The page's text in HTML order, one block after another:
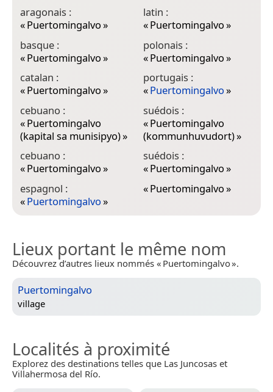
aragonais :
«Puertomingalvo»
basque :
«Puertomingalvo»
catalan :
«Puertomingalvo»
cebuano :
«Puertomingalvo
(kapital sa munisipyo)»
cebuano :
«Puertomingalvo»
espagnol :
«Puertomingalvo»
latin :
«Puertomingalvo»
polonais :
«Puertomingalvo»
portugais :
«Puertomingalvo»
suédois :
«Puertomingalvo
(kommunhuvudort)»
suédois :
«Puertomingalvo»
«Puertomingalvo»
Lieux portant le même nom
Découvrez d’autres lieux nommés « Puertomingalvo ».
Puertomingalvo
village
Localités à proximité
Explorez des destinations telles que Las Juncosas et
Villahermosa del Río.